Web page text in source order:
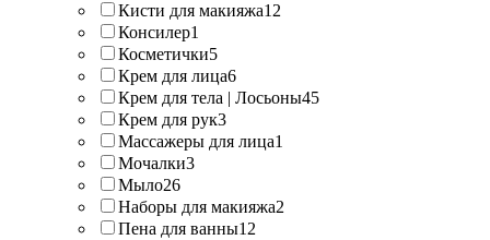
Кисти для макияжа12
Консилер1
Косметички5
Крем для лица6
Крем для тела | Лосьоны45
Крем для рук3
Массажеры для лица1
Мочалки3
Мыло26
Наборы для макияжа2
Пена для ванны12